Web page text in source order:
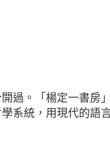
過。「楊定一書房
系統，用現代的語